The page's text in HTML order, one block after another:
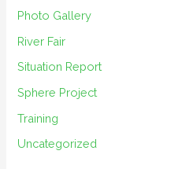
Photo Gallery
River Fair
Situation Report
Sphere Project
Training
Uncategorized